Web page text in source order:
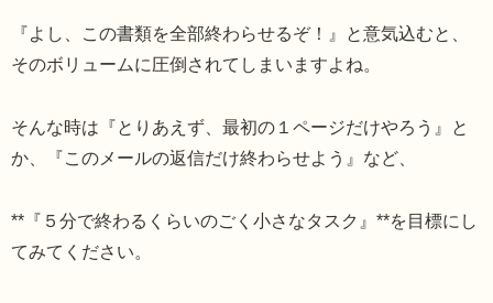
『よし、この書類を全部終わらせるぞ！』と意気込むと、
そのボリュームに圧倒されてしまいますよね。
そんな時は『とりあえず、最初の１ページだけやろう』と
か、『このメールの返信だけ終わらせよう』など、
**『５分で終わるくらいのごく小さなタスク』**を目標にし
てみてください。